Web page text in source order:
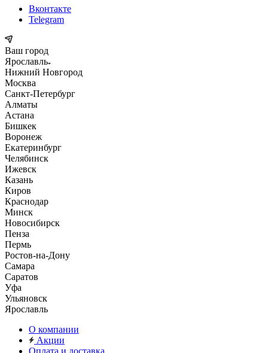
Вконтакте
Telegram
Ваш город
Ярославль
Нижний Новгород
Москва
Санкт-Петербург
Алматы
Астана
Бишкек
Воронеж
Екатеринбург
Челябинск
Ижевск
Казань
Киров
Краснодар
Минск
Новосибирск
Пенза
Пермь
Ростов-на-Дону
Самара
Саратов
Уфа
Ульяновск
Ярославль
О компании
Акции
Оплата и доставка